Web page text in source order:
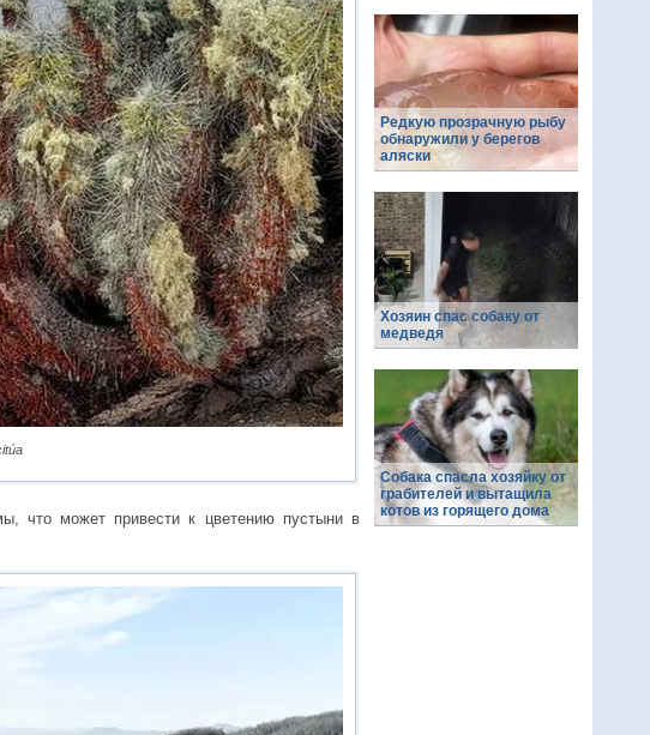
что может привести к цветению пустыни в
Редкую прозрачную рыбу
обнаружили у берегов
аляски
Хозяин спас собаку от
медведя
Собака спасла хозяйку от
грабителей и вытащила
котов из горящего дома